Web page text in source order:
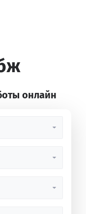
онлайн